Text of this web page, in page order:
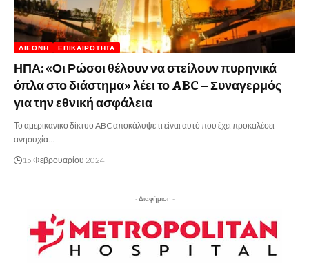
ΔΙΕΘΝΉ ΕΠΙΚΑΙΡΌΤΗΤΑ
ΗΠΑ: «Οι Ρώσοι θέλουν να στείλουν πυρηνικά
όπλα στο διάστημα» λέει το ABC – Συναγερμός
για την εθνική ασφάλεια
Το αμερικανικό δίκτυο ABC αποκάλυψε τι είναι αυτό που έχει προκαλέσει
ανησυχία…
15 Φεβρουαρίου 2024
- Διαφήμιση -